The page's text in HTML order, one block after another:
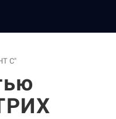
РЕГИСТРАТОРЫ
С"